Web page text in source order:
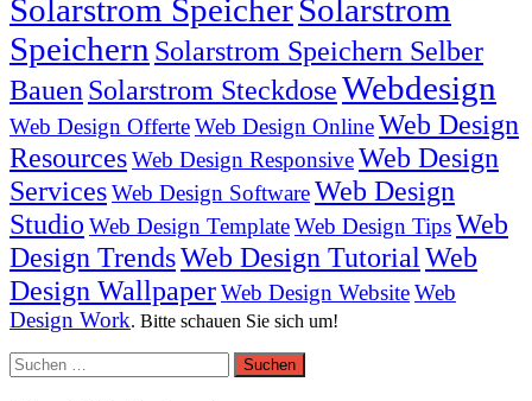
Solarstrom SpeicherSolarstrom
Speichern Solarstrom Speichern Selber
Bauen Solarstrom SteckdoseWebdesign
Web Design OfferteWeb Design OnlineWeb Design
ResourcesWeb Design ResponsiveWeb Design
ServicesWeb Design SoftwareWeb Design
Studio Web Design TemplateWeb Design TipsWeb
Design TrendsWeb Design Tutorial Web
Design WallpaperWeb Design WebsiteWeb
Design Work. Bitte schauen Sie sich um!
Suchen
nach: